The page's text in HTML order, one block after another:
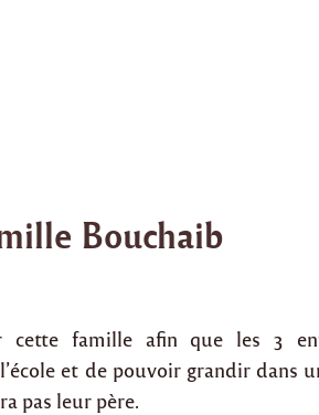
Bouchaib
cette famille afin que les 3
et de pouvoir grandir dans
pas leur père.